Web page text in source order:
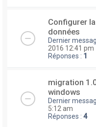
Configurer
données
Dernier
2016 12:41 pm
Réponses : 1
migration
windows
Dernier
5:12 am
Réponses : 4